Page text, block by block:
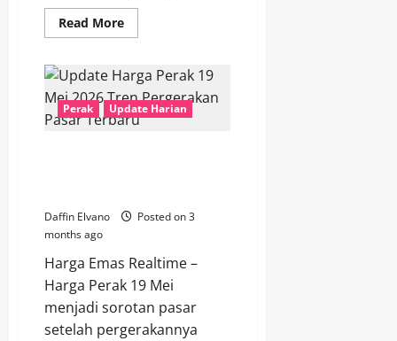
Read MoreRead
more
Harga
Perak
20
Mei
2026:
Perak Update Harian
Daffin Elvano
Posted on 3
months ago
Harga Emas Realtime –
Harga Perak 19 Mei
menjadi sorotan pasar
setelah pergerakannya